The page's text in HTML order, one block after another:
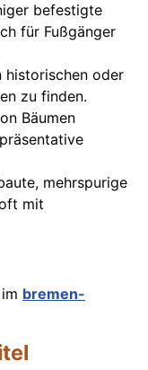
befestigte
für Fußgänger
historischen oder
zu finden.
Bäumen
mehrspurige
mit
im bremen-